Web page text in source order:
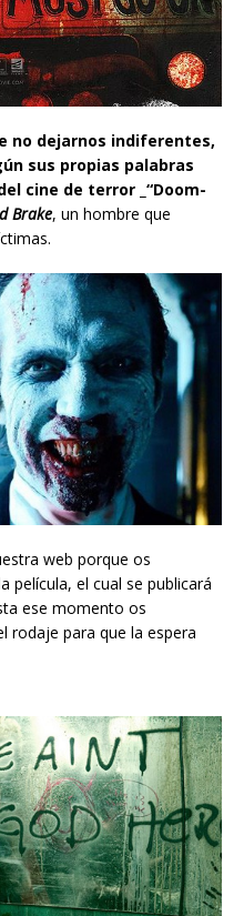
no dejarnos indiferentes,
sus propias palabras
cine de terror _ “Doom-
Brake, un hombre que
web porque os
película, el cual se publicará
ese momento os
rodaje para que la espera